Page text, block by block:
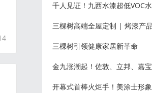
千人见证！九西水漆超低VOC
三棵树高端全屋定制 | 烤漆产
三棵树引领健康家居新革命
金九涨潮起！佐敦、立邦、嘉宝
开幕式首棒火炬手！美涂士形